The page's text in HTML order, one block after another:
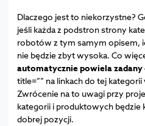
Dlaczego jest to niekorzystne?
jeśli każda z podstron strony
robotów z tym samym opisem,
nie będzie zbyt wysoka. Co
automatycznie powiela
title=”” na linkach do tej
Zwrócenie na to uwagi przy
kategorii i produktowych
dobrej pozycji.